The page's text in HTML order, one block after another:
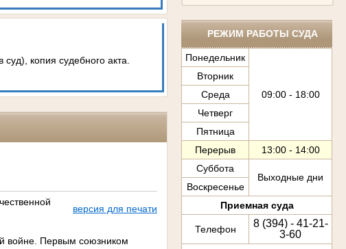
РЕЖИМ РАБОТЫ СУДА
Понедельник
09:00 - 18:00
Вторник
Среда
Четверг
Пятница
Перерыв
13:00 - 14:00
Суббота
Выходные дни
Воскресенье
Приемная суда
Телефон
8 (394) - 41-21-
3-60
копия судебного акта.
версия для печати
войне. Первым союзником